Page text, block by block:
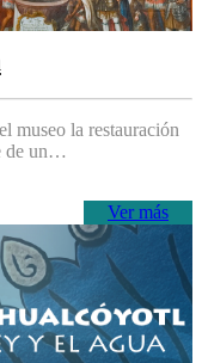
museo la restauración
de un…
Ver más